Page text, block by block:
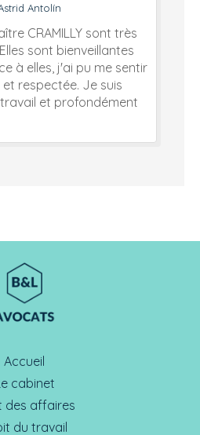
Antolín
CRAMILLY sont très
sont bienveillantes
à elles, j'ai pu me sentir
respectée. Je suis
et profondément
Accueil
cabinet
des affaires
du travail